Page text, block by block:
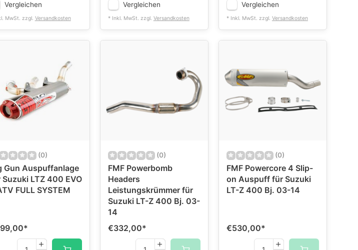
Vergleichen
MwSt. zzgl. Versandkosten
Vergleichen
* Inkl. MwSt. zzgl. Versandkosten
Vergleichen
* Inkl. MwSt. zzgl. Versandkosten
(0)
Gun Auspuffanlage
Suzuki LTZ 400 EVO
FULL SYSTEM
*
(0)
FMF Powerbomb
Headers
Leistungskrümmer für
Suzuki LT-Z 400 Bj. 03-
14
€332,00*
(0)
FMF Powercore 4 Slip-
on Auspuff für Suzuki
LT-Z 400 Bj. 03-14
€530,00*